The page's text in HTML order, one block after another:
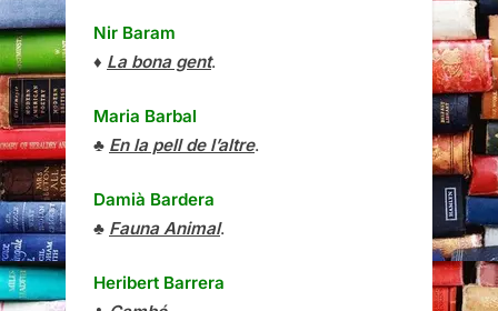
Nir Baram
♦ La bona gent.
Maria Barbal
♣ En la pell de l’altre.
Damià Bardera
♣ Fauna Animal.
Heribert Barrera